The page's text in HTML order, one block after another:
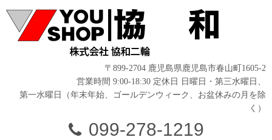
〒899-2704 鹿児島県鹿児島市春山町1605-2
営業時間 9:00-18:30 定休日 日曜日・第三水曜日、
第一水曜日（年末年始、ゴールデンウィーク、お盆休みの月を除
く）
099-278-1219